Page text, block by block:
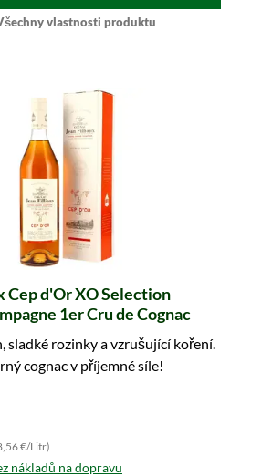
vlastnosti produktu
Cep d'Or XO Selection
1er Cru de Cognac
sladké rozinky a vzrušující koření.
cognac v příjemné síle!
€/Litr)
nákladů na dopravu